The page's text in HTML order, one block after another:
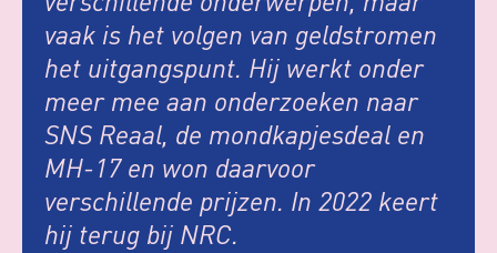
vaak is het volgen van geldstromen
het uitgangspunt. Hij werkt onder
meer mee aan onderzoeken naar
SNS Reaal, de mondkapjesdeal en
MH-17 en won daarvoor
verschillende prijzen. In 2022 keert
hij terug bij NRC.